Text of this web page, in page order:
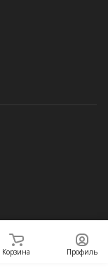
Корзина Профиль